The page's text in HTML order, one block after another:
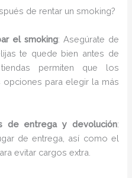
de rentar un smoking?
el smoking: Asegúrate de
te quede bien antes de
tiendas permiten que los
opciones para elegir la más
de entrega y devolución:
de entrega, así como el
evitar cargos extra.